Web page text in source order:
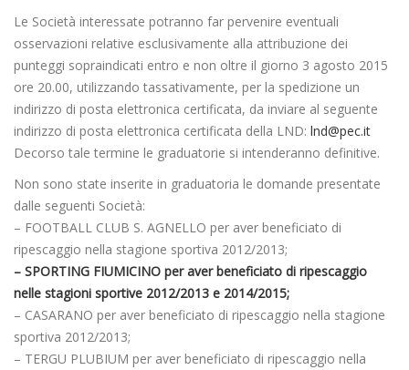
Le Società interessate potranno far pervenire eventuali
osservazioni relative esclusivamente alla attribuzione dei
punteggi sopraindicati entro e non oltre il giorno 3 agosto 2015
ore 20.00, utilizzando tassativamente, per la spedizione un
indirizzo di posta elettronica certificata, da inviare al seguente
indirizzo di posta elettronica certificata della LND: lnd@pec.it
Decorso tale termine le graduatorie si intenderanno definitive.
Non sono state inserite in graduatoria le domande presentate
dalle seguenti Società:
– FOOTBALL CLUB S. AGNELLO per aver beneficiato di
ripescaggio nella stagione sportiva 2012/2013;
– SPORTING FIUMICINO per aver beneficiato di ripescaggio
nelle stagioni sportive 2012/2013 e 2014/2015;
– CASARANO per aver beneficiato di ripescaggio nella stagione
sportiva 2012/2013;
– TERGU PLUBIUM per aver beneficiato di ripescaggio nella